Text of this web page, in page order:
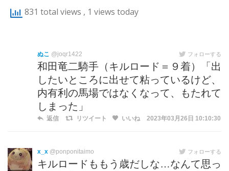
831 total views , 1 views today
ぬこ @joqr1422 フォローする
和田竜二騎手（キルロード＝９着）「出
したいところに出せて粘っているけど、
内有利の馬場ではなくなって、もたれて
しまった」
返信 リツイート いいね 2023年03月26日 10:10:30
x_x @ponponitaimo フォローする
キルロードももう歳だしな…なんて思っ